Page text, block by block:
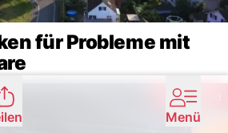
für Probleme mit
9
Interaktionen
Menü